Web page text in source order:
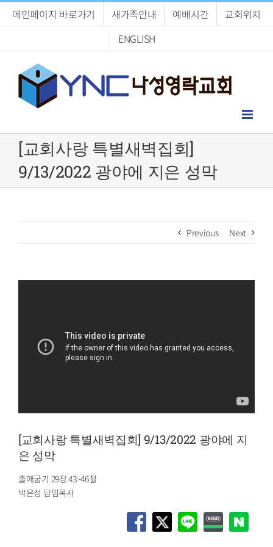
메인페이지 바로가기 새가족안내 예배시간
교회위치
ENGLISH
[교회사랑 특별새벽집회]
9/13/2022 광야에 지은 성막
Previous Next
[교회사랑 특별새벽집회] 9/13/2022 광야에 지
은 성막
출애굽기 29장 43~46절
박은성 담임목사